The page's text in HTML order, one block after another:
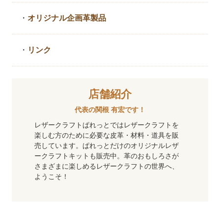
・ オリジナル企画革製品
・ リンク
店舗紹介
代表の関根 有宏です！
レザークラフトぱれっとではレザークラフトを
楽しむ方のために必要な皮革・材料・道具を販
売しています。ぱれっとだけのオリジナルレザ
ークラフトキットも販売中。革のおもしろさが
さまざまに楽しめるレザークラフトの世界へ、
ようこそ！